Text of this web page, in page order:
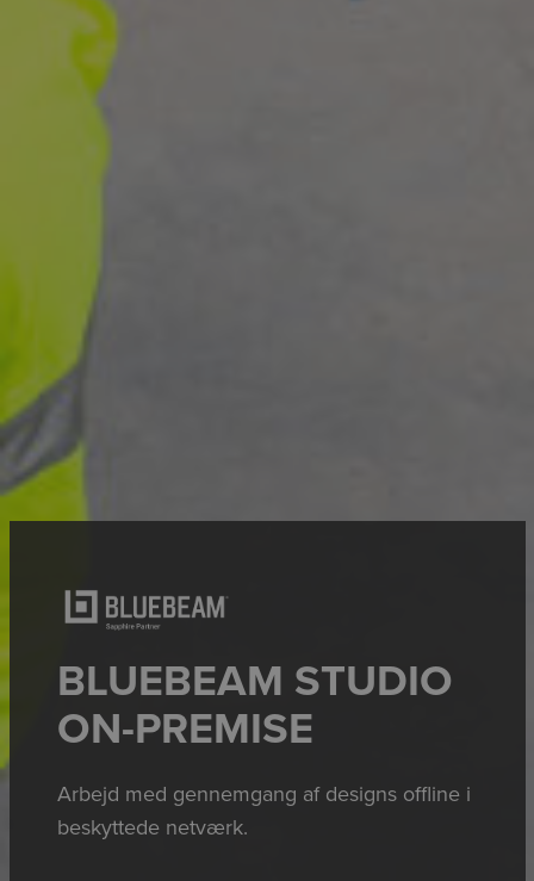
BLUEBEAM STUDIO
ON-PREMISE
Arbejd med gennemgang af designs offline i
beskyttede netværk.